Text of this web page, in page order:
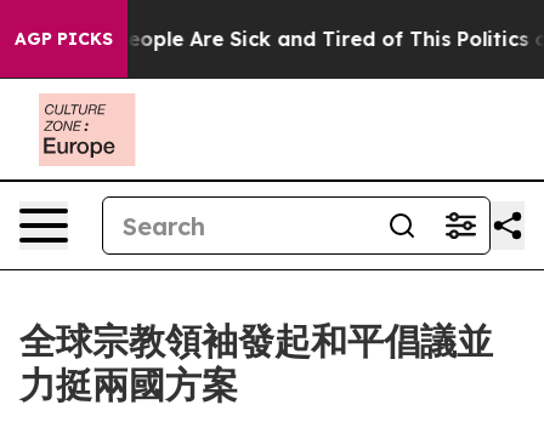
AGP PICKS
Win: “People Are Sick and Tired of This Politics of
全球宗教領袖發起和平倡議並
力挺兩國方案